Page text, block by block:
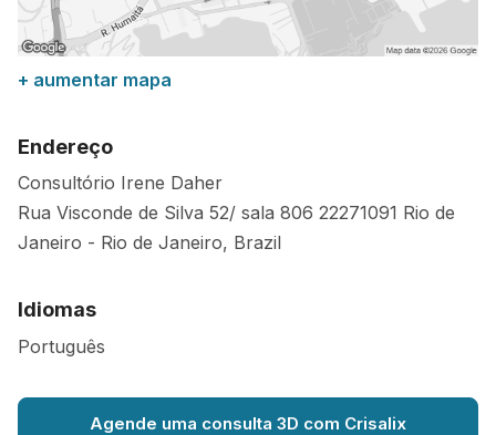
+ aumentar mapa
Endereço
Consultório Irene Daher
Rua Visconde de Silva 52/ sala 806 22271091 Rio de
Janeiro - Rio de Janeiro, Brazil
Idiomas
Português
Agende uma consulta 3D com Crisalix